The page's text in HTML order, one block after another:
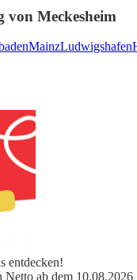
von Meckesheim
MainzLudwigshafen
entdecken!
Netto ab dem 10.08.2026